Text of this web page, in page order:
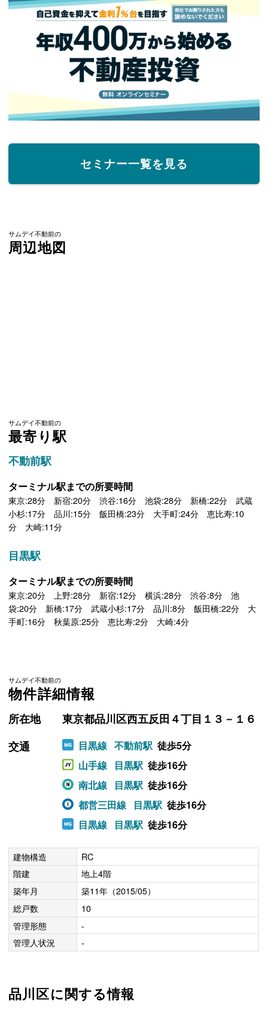
セミナー一覧を見る
サムデイ不動前の
周辺地図
サムデイ不動前の
最寄り駅
不動前駅
ターミナル駅までの所要時間
東京:28分 新宿:20分 渋谷:16分 池袋:28分 新橋:22分 武蔵
小杉:17分 品川:15分 飯田橋:23分 大手町:24分 恵比寿:10
分 大崎:11分
目黒駅
ターミナル駅までの所要時間
東京:20分 上野:28分 新宿:12分 横浜:28分 渋谷:8分 池
袋:20分 新橋:17分 武蔵小杉:17分 品川:8分 飯田橋:22分 大
手町:16分 秋葉原:25分 恵比寿:2分 大崎:4分
サムデイ不動前の
物件詳細情報
所在地
東京都品川区西五反田４丁目１３－１６
交通
目黒線 不動前駅 徒歩5分
山手線
目黒駅 徒歩16分
南北線
目黒駅 徒歩16分
都営三田線
目黒駅 徒歩16分
目黒線
目黒駅 徒歩16分
建物構造
RC
階建
地上4階
築年月
築11年（2015/05）
総戸数
10
管理形態
-
管理人状況
-
品川区に関する情報